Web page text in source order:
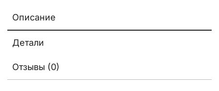
Описание
Детали
Отзывы (0)